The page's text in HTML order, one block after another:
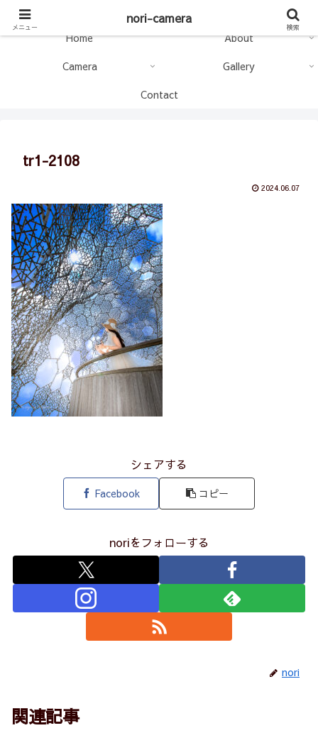
nori-camera
Home
About
Camera
Gallery
Contact
tr1-2108
2024.06.07
シェアする
Facebook コピー
noriをフォローする
nori
関連記事
メニュー
nori-camera
検索